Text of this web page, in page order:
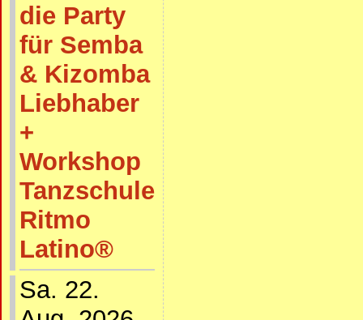
die Party
für Semba
& Kizomba
Liebhaber
+
Workshop
Tanzschule
Ritmo
Latino®
Sa. 22.